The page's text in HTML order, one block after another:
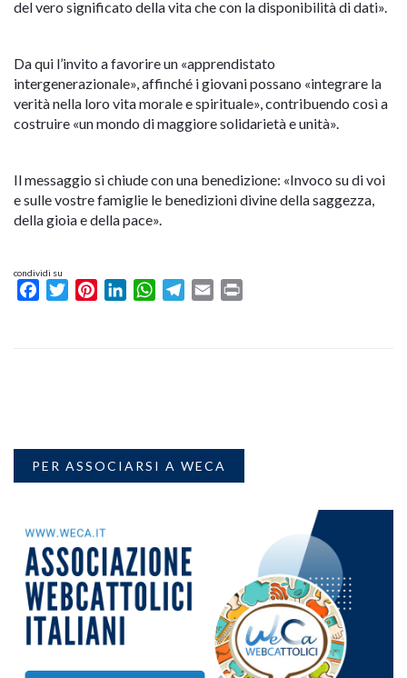
del vero significato della vita che con la disponibilità di dati».
Da qui l’invito a favorire un «apprendistato
intergenerazionale», affinché i giovani possano «integrare la
verità nella loro vita morale e spirituale», contribuendo così a
costruire «un mondo di maggiore solidarietà e unità».
Il messaggio si chiude con una benedizione: «Invoco su di voi
e sulle vostre famiglie le benedizioni divine della saggezza,
della gioia e della pace».
condividi su
FacebookTwitterPinterestLinkedInWhatsAppTelegram
Email
PER ASSOCIARSI A WECA